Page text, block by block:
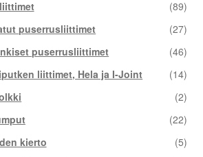
(89)
puserrusliittimet
(27)
puserrusliittimet
(46)
liittimet, Hela ja I-Joint
(14)
(2)
(22)
kierto
(5)